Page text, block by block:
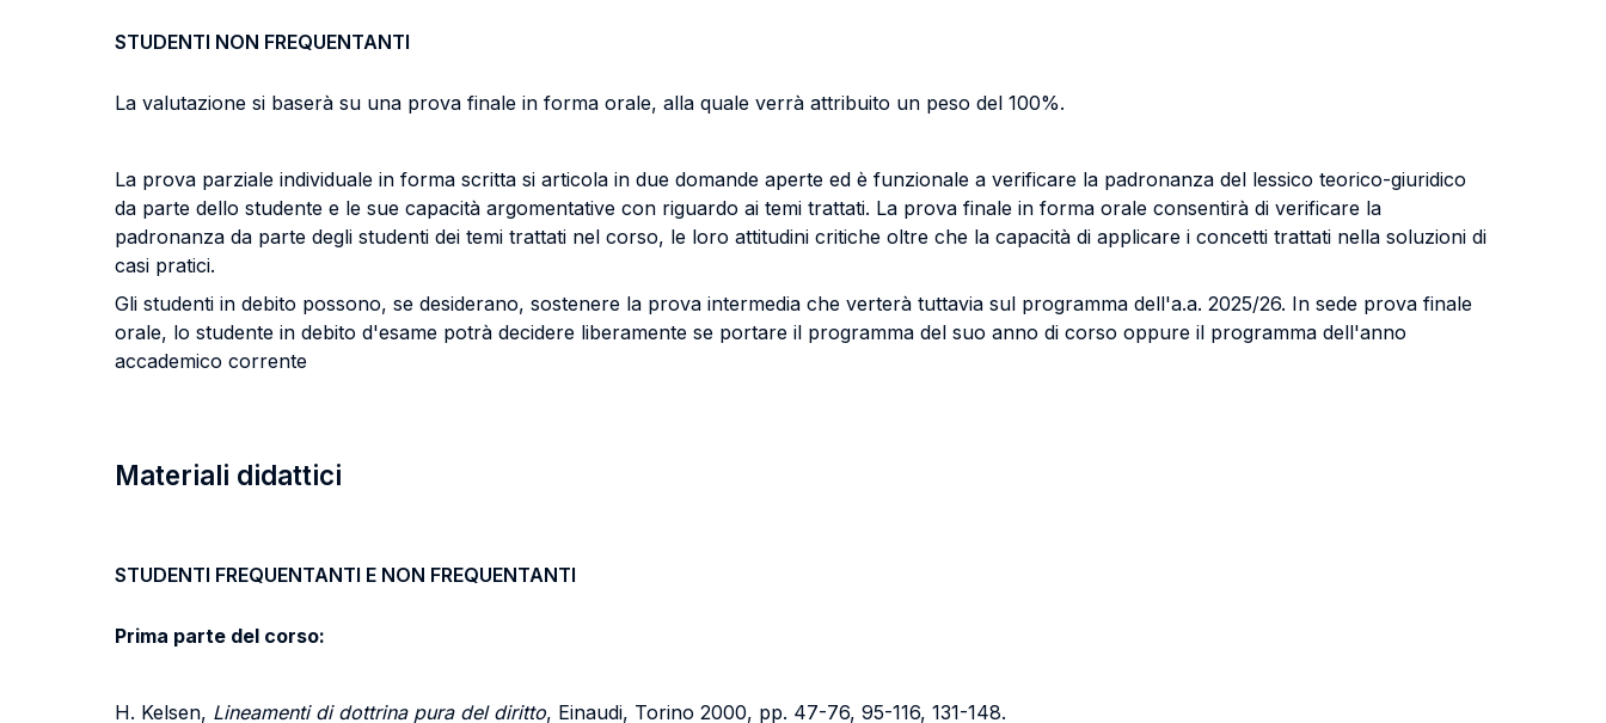
STUDENTI NON FREQUENTANTI
La valutazione si baserà su una prova finale in forma orale, alla quale verrà attribuito un peso del 100%.
La prova parziale individuale in forma scritta si articola in due domande aperte ed è funzionale a verificare la padronanza del lessico teorico-giuridico
da parte dello studente e le sue capacità argomentative con riguardo ai temi trattati. La prova finale in forma orale consentirà di verificare la
padronanza da parte degli studenti dei temi trattati nel corso, le loro attitudini critiche oltre che la capacità di applicare i concetti trattati nella soluzioni di
casi pratici.
Gli studenti in debito possono, se desiderano, sostenere la prova intermedia che verterà tuttavia sul programma dell'a.a. 2025/26. In sede prova finale
orale, lo studente in debito d'esame potrà decidere liberamente se portare il programma del suo anno di corso oppure il programma dell'anno
accademico corrente
Materiali didattici
STUDENTI FREQUENTANTI E NON FREQUENTANTI
Prima parte del corso:
H. Kelsen, Lineamenti di dottrina pura del diritto, Einaudi, Torino 2000, pp. 47-76, 95-116, 131-148.